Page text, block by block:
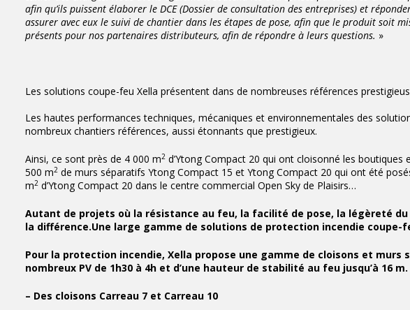
afin qu’ils puissent élaborer le DCE (Dossier de consultation des entreprises) et
assurer avec eux le suivi de chantier dans les étapes de pose, afin que le produit soit
présents pour nos partenaires distributeurs, afin de répondre à leurs questions. »
Les solutions coupe-feu Xella présentent dans de nombreuses références
Les hautes performances techniques, mécaniques et environnementales des
nombreux chantiers références, aussi étonnants que prestigieux.
Ainsi, ce sont près de 4 000 m2 d’Ytong Compact 20 qui ont cloisonné les
500 m2 de murs séparatifs Ytong Compact 15 et Ytong Compact 20 qui ont été
m2 d’Ytong Compact 20 dans le centre commercial Open Sky de Plaisirs…
Autant de projets où la résistance au feu, la facilité de pose, la légèreté
la différence.Une large gamme de solutions de protection incendie coupe-
Pour la protection incendie, Xella propose une gamme de cloisons et
nombreux PV de 1h30 à 4h et d’une hauteur de stabilité au feu jusqu’à 16 m.
– Des cloisons Carreau 7 et Carreau 10